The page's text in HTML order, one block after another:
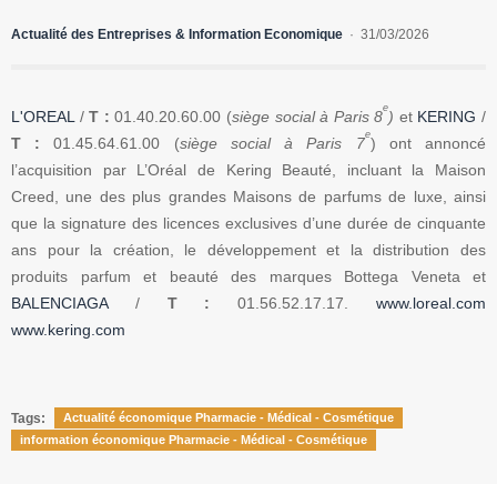
Actualité des Entreprises & Information Economique 31/03/2026
L'OREAL/T : 01.40.20.60.00 (siège social à Paris 8e) et KERING /
T : 01.45.64.61.00 (siège social à Paris 7e) ont annoncé
l’acquisition par L’Oréal de Kering Beauté, incluant la Maison
Creed, une des plus grandes Maisons de parfums de luxe, ainsi
que la signature des licences exclusives d’une durée de cinquante
ans pour la création, le développement et la distribution des
produits parfum et beauté des marques Bottega Veneta et
BALENCIAGA/ T : 01.56.52.17.17.www.loreal.com
www.kering.com
Tags:
Actualité économique Pharmacie - Médical - Cosmétique
information économique Pharmacie - Médical - Cosmétique